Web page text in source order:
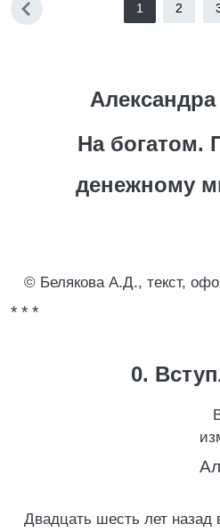
1 2
На богатом.
денежному
© Белякова А.Д., текст,
* * *
0.
Двадцать шесть лет назад